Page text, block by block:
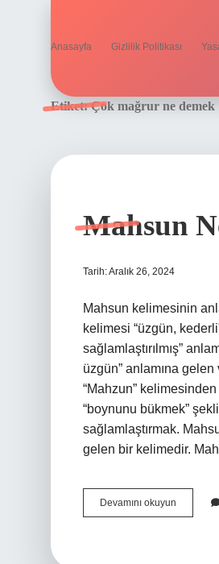
Anasayfa Gizlilik Politikası
Etiket:Çok mağrur ne demek
Mahsun
Tarih: Aralık 26, 2024
Mahsun kelimesinin
kelimesi “üzgün,
sağlamlaştırılmış”
üzgün” anlamına
“Mahzun”
“boynunu bükmek”
sağlamlaştırmak.
gelen bir kelimedir.
Devamını okuyun
Ne